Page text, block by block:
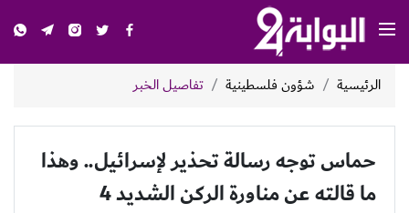
الرئيسية شؤون فلسطينية تفاصيل الخبر
حماس توجه رسالة تحذير لإسرائيل.. وهذا
ما قالته عن مناورة الركن الشديد 4